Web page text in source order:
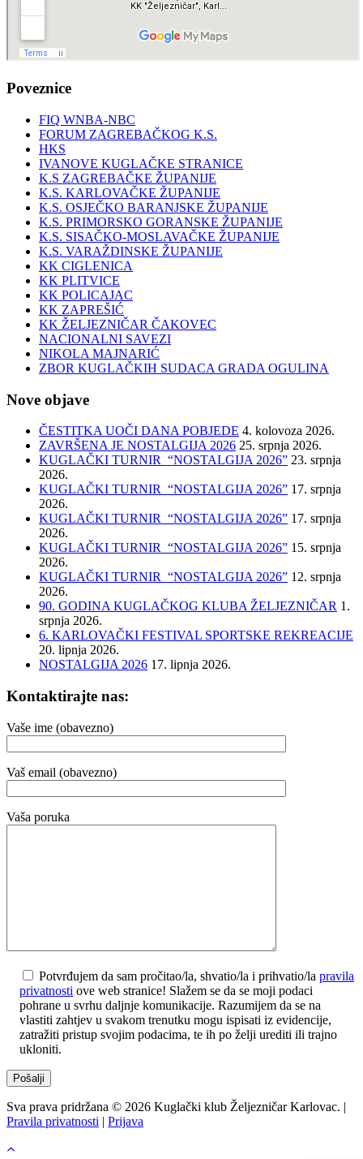
Poveznice
FIQ WNBA-NBC
FORUM ZAGREBAČKOG K.S.
HKS
IVANOVE KUGLAČKE STRANICE
K.S ZAGREBAČKE ŽUPANIJE
K.S. KARLOVAČKE ŽUPANIJE
K.S. OSJEČKO BARANJSKE ŽUPANIJE
K.S. PRIMORSKO GORANSKE ŽUPANIJE
K.S. SISAČKO-MOSLAVAČKE ŽUPANIJE
K.S. VARAŽDINSKE ŽUPANIJE
KK CIGLENICA
KK PLITVICE
KK POLICAJAC
KK ZAPREŠIĆ
KK ŽELJEZNIČAR ČAKOVEC
NACIONALNI SAVEZI
NIKOLA MAJNARIĆ
ZBOR KUGLAČKIH SUDACA GRADA OGULINA
Nove objave
ČESTITKA UOČI DANA POBJEDE 4. kolovoza 2026.
ZAVRŠENA JE NOSTALGIJA 2026 25. srpnja 2026.
KUGLAČKI TURNIR “NOSTALGIJA 2026” 23. srpnja
2026.
KUGLAČKI TURNIR “NOSTALGIJA 2026” 17. srpnja
2026.
KUGLAČKI TURNIR “NOSTALGIJA 2026” 17. srpnja
2026.
KUGLAČKI TURNIR “NOSTALGIJA 2026” 15. srpnja
2026.
KUGLAČKI TURNIR “NOSTALGIJA 2026” 12. srpnja
2026.
90. GODINA KUGLAČKOG KLUBA ŽELJEZNIČAR 1.
srpnja 2026.
6. KARLOVAČKI FESTIVAL SPORTSKE REKREACIJE
20. lipnja 2026.
NOSTALGIJA 2026 17. lipnja 2026.
Kontaktirajte nas:
Vaše ime (obavezno)
Vaš email (obavezno)
Vaša poruka
Potvrđujem da sam pročitao/la, shvatio/la i prihvatio/la pravila
privatnosti ove web stranice! Slažem se da se moji podaci
pohrane u svrhu daljnje komunikacije. Razumijem da se na
vlastiti zahtjev u svakom trenutku mogu ispisati iz evidencije,
zatražiti pristup svojim podacima, te ih po želji urediti ili trajno
ukloniti.
Sva prava pridržana © 2026 Kuglački klub Željezničar Karlovac. |
Pravila privatnosti | Prijava